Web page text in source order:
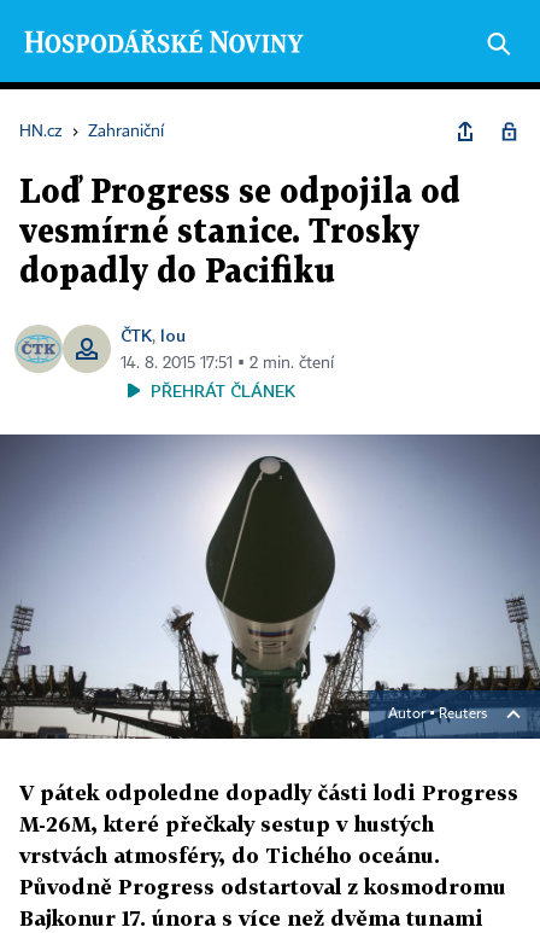
HN.cz › Zahraniční
Loď Progress se odpojila od
vesmírné stanice. Trosky
dopadly do Pacifiku
ČTK, lou
14. 8. 2015 17:51 ▪ 2 min. čtení
PŘEHRÁT ČLÁNEK
Autor ▪Reuters
V pátek odpoledne dopadly části lodi Progress
M-26M, které přečkaly sestup v hustých
vrstvách atmosféry, do Tichého oceánu.
Původně Progress odstartoval z kosmodromu
Bajkonur 17. února s více než dvěma tunami